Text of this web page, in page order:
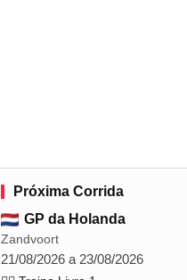
Próxima Corrida
GP da Holanda
Zandvoort
21/08/2026 a 23/08/2026